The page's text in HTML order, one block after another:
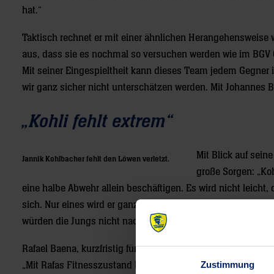
Zustimmung
hat.“
Taktisch rechnet er mit einer ähnlichen
aus, dass sie es nochmal so versuchen werden wie im
Mit seiner Eingespieltheit kann dieses Team jedem
wir ganz sicher nicht unterschätzen werden. Mit Johannes
„Kohli fehlt extrem“
Jannik Kohlbacher fehlt den Löwen verletzt.
Mit Blick auf
große Sorgen:
eine halbe Abwehr allein beschäftigen. Es wird nicht
sich. Nur eines wird er ganz sicher nicht machen: „Unser
würden die Jungs nicht nachvollziehen können. Für so
Rafael Baena, kurzfristig für die Mammutaufgabe am
„Mit Rafas Fitnesszustand bin ich zufrieden. Er ist extrem